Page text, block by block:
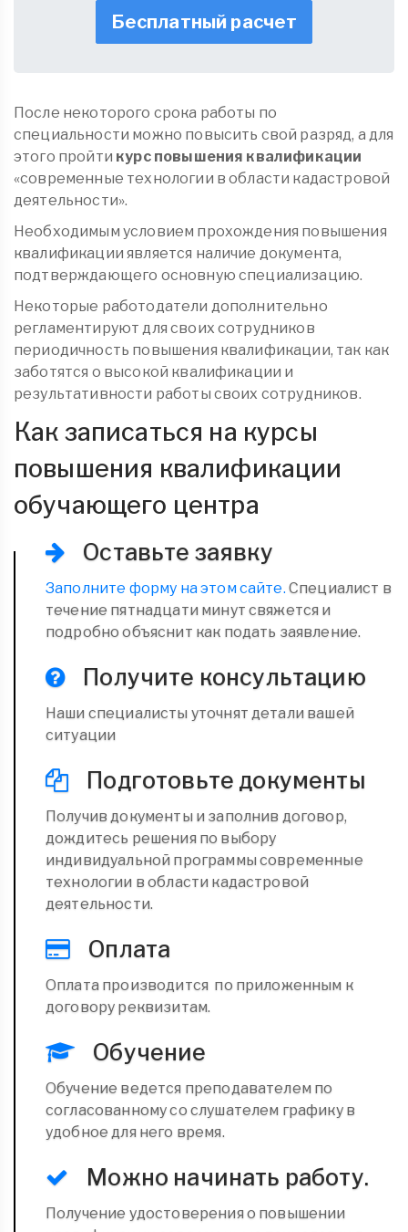
Бесплатный расчет
После некоторого срока работы по
специальности можно повысить свой разряд, а для
этого пройти курс повышения квалификации
«современные технологии в области кадастровой
деятельности».
Необходимым условием прохождения повышения
квалификации является наличие документа,
подтверждающего основную специализацию.
Некоторые работодатели дополнительно
регламентируют для своих сотрудников
периодичность повышения квалификации, так как
заботятся о высокой квалификации и
результативности работы своих сотрудников.
Как записаться на курсы
повышения квалификации
обучающего центра
Оставьте заявку
Заполните форму на этом сайте. Специалист в
течение пятнадцати минут свяжется и
подробно объяснит как подать заявление.
Получите консультацию
Наши специалисты уточнят детали вашей
ситуации
Подготовьте документы
Получив документы и заполнив договор,
дождитесь решения по выбору
индивидуальной программы современные
технологии в области кадастровой
деятельности.
Оплата
Оплата производится по приложенным к
договору реквизитам.
Обучение
Обучение ведется преподавателем по
согласованному со слушателем графику в
удобное для него время.
Можно начинать работу.
Получение удостоверения о повышении